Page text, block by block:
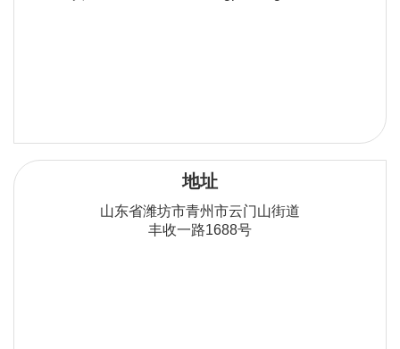
地址
山东省潍坊市青州市云门山街道
丰收一路1688号